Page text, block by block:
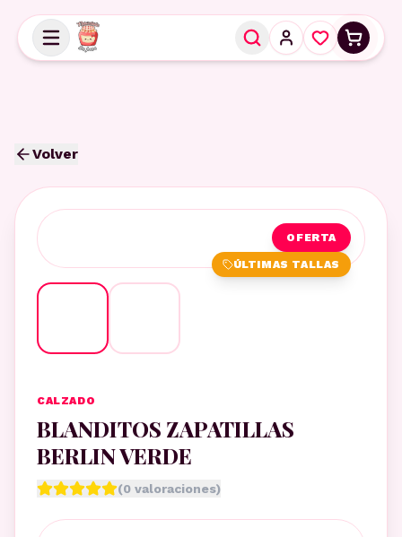
Volver
OFERTA
ÚLTIMAS TALLAS
CALZADO
BLANDITOS ZAPATILLAS
BERLIN VERDE
(0 valoraciones)